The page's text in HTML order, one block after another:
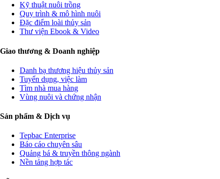
Kỹ thuật nuôi trồng
Quy trình & mô hình nuôi
Đặc điểm loài thủy sản
Thư viện Ebook & Video
Giao thương & Doanh nghiệp
Danh bạ thương hiệu thủy sản
Tuyển dụng, việc làm
Tìm nhà mua hàng
Vùng nuôi và chứng nhận
Sản phẩm & Dịch vụ
Tepbac Enterprise
Báo cáo chuyên sâu
Quảng bá & truyền thông ngành
Nền tảng hợp tác